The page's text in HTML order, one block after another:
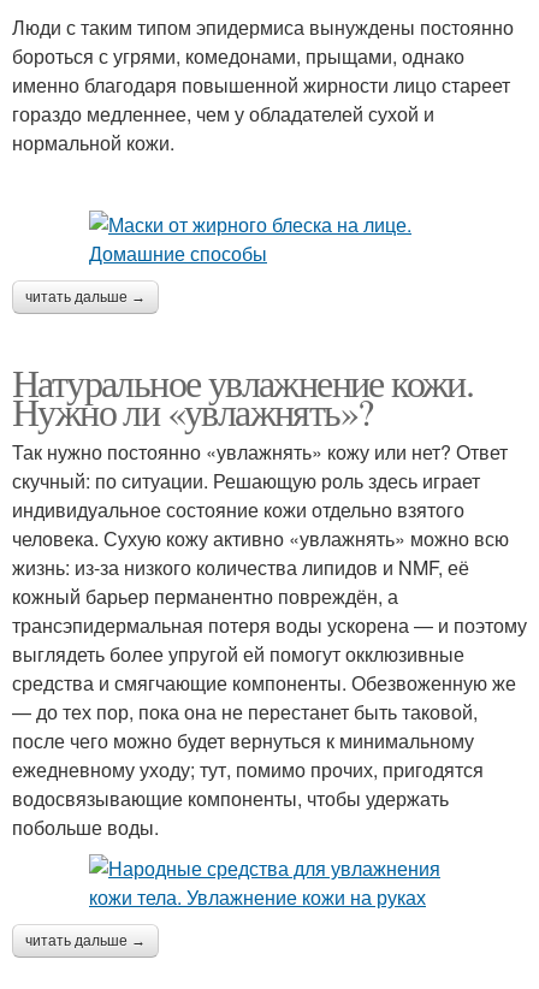
Люди с таким типом эпидермиса вынуждены постоянно
бороться с угрями, комедонами, прыщами, однако
именно благодаря повышенной жирности лицо стареет
гораздо медленнее, чем у обладателей сухой и
нормальной кожи.
читать дальше →
Натуральное увлажнение кожи.
Нужно ли «увлажнять»?
Так нужно постоянно «увлажнять» кожу или нет? Ответ
скучный: по ситуации. Решающую роль здесь играет
индивидуальное состояние кожи отдельно взятого
человека. Сухую кожу активно «увлажнять» можно всю
жизнь: из-за низкого количества липидов и NMF, её
кожный барьер перманентно повреждён, а
трансэпидермальная потеря воды ускорена — и поэтому
выглядеть более упругой ей помогут окклюзивные
средства и смягчающие компоненты. Обезвоженную же
— до тех пор, пока она не перестанет быть таковой,
после чего можно будет вернуться к минимальному
ежедневному уходу; тут, помимо прочих, пригодятся
водосвязывающие компоненты, чтобы удержать
побольше воды.
читать дальше →